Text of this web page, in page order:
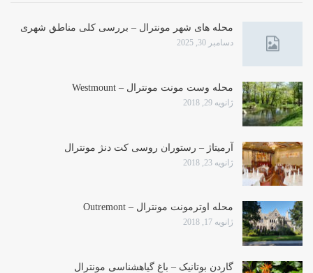
محله های شهر مونترال – بررسی کلی مناطق شهری
دسامبر 30, 2025
محله وست مونت مونترال – Westmount
ژانویه 29, 2018
آرمیتاژ – رستوران روسی کت دنژ مونترال
ژانویه 23, 2018
محله اوترمونت مونترال – Outremont
ژانویه 17, 2018
گاردن بوتانیک – باغ گیاهشناسی مونترال